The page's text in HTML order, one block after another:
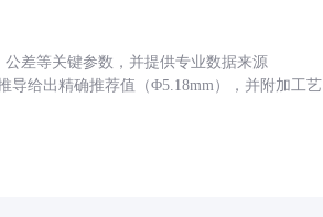
差等关键参数，并提供专业数据来源
导给出精确推荐值（Φ5.18mm），并附加工艺